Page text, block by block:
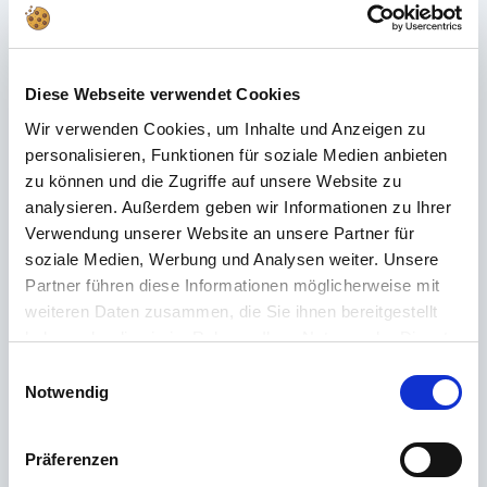
Diese Webseite verwendet Cookies
Wir verwenden Cookies, um Inhalte und Anzeigen zu
personalisieren, Funktionen für soziale Medien anbieten
zu können und die Zugriffe auf unsere Website zu
analysieren. Außerdem geben wir Informationen zu Ihrer
Verwendung unserer Website an unsere Partner für
soziale Medien, Werbung und Analysen weiter. Unsere
Partner führen diese Informationen möglicherweise mit
weiteren Daten zusammen, die Sie ihnen bereitgestellt
haben oder die sie im Rahmen Ihrer Nutzung der Dienste
Notwendig
Präferenzen
Häufig gestellte Fragen
über unsere Produkte erfahren? UnserKundenservice
und Tat zur Seite – schnell, kompetent und persönlich. Egal ob technische
Details, Ersatzteile oder Tipps zur Nutzung: Wir sind für dich da.
Support rund um die Uhr
Telefon
+49 (0) 800 22 77 372 / +43 (0) 662 88 921 333
Montag bis Donnerstag 09:00 bis 15:00 Uhr, Freitag 09:00 bis 12:00 Uhr
Email